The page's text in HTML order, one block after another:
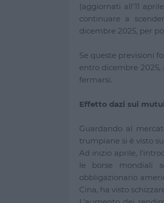
(aggiornati all’11
continuare a
dicembre 2025, per
Se queste previsioni
entro dicembre
fermarsi.
Effetto dazi sui
Guardando al
trumpiane si è visto
Ad inizio aprile,
le borse mondiali
obbligazionario
Cina, ha visto